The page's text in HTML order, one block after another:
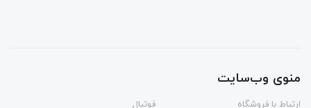
منوی وب‌سایت
ارتباط با فروشگاه
فوتبال